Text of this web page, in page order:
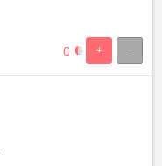
-
+
0